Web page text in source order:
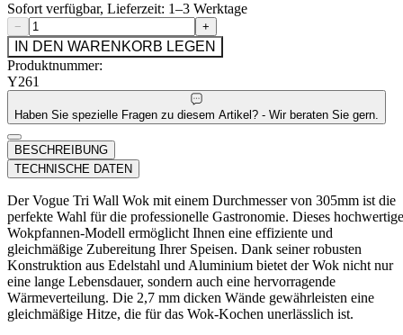
Sofort verfügbar, Lieferzeit: 1–3 Werktage
− +
IN DEN WARENKORB LEGEN
Produktnummer:
Y261
Haben Sie spezielle Fragen zu diesem Artikel? - Wir beraten Sie gern.
BESCHREIBUNG
TECHNISCHE DATEN
Der Vogue Tri Wall Wok mit einem Durchmesser von 305mm ist die
perfekte Wahl für die professionelle Gastronomie. Dieses hochwertige
Wokpfannen-Modell ermöglicht Ihnen eine effiziente und
gleichmäßige Zubereitung Ihrer Speisen. Dank seiner robusten
Konstruktion aus Edelstahl und Aluminium bietet der Wok nicht nur
eine lange Lebensdauer, sondern auch eine hervorragende
Wärmeverteilung. Die 2,7 mm dicken Wände gewährleisten eine
gleichmäßige Hitze, die für das Wok-Kochen unerlässlich ist.